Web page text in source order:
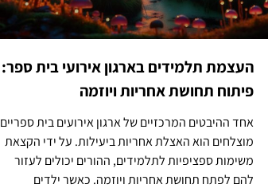
העצמת תלמידים בארגון אירועי בית ספר:
פיתוח תחושת אחריות ויוזמה
אחד ההיבטים המרכזיים של ארגון אירועים בית ספריים
מוצלחים הוא האצלת אחריות ביעילות. על ידי הקצאת
משימות ספציפיות לתלמידים, ההורים יכולים לעזור
להם לפתח תחושת אחריות ויוזמה. כאשר ילדים